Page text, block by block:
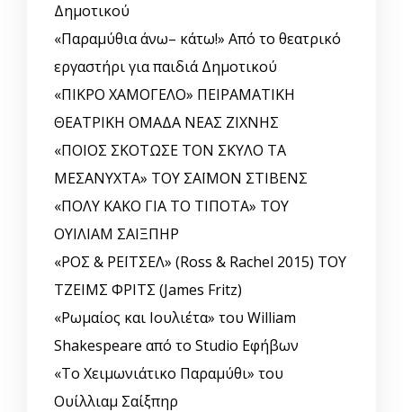
Δημοτικού
«Παραμύθια άνω– κάτω!» Από το θεατρικό
εργαστήρι για παιδιά Δημοτικού
«ΠΙΚΡΟ ΧΑΜΟΓΕΛΟ» ΠΕΙΡΑΜΑΤΙΚΗ
ΘΕΑΤΡΙΚΗ ΟΜΑΔΑ ΝΕΑΣ ΖΙΧΝΗΣ
«ΠΟΙΟΣ ΣΚΟΤΩΣΕ ΤΟΝ ΣΚΥΛΟ ΤΑ
ΜΕΣΑΝΥΧΤΑ» ΤΟΥ ΣΑΪΜΟΝ ΣΤΙΒΕΝΣ
«ΠΟΛΥ ΚΑΚΟ ΓΙΑ ΤΟ ΤΙΠΟΤΑ» ΤΟΥ
ΟΥΙΛΙΑΜ ΣΑΙΞΠΗΡ
«ΡΟΣ & ΡΕΪΤΣΕΛ» (Ross & Rachel 2015) ΤΟΥ
ΤΖΕΙΜΣ ΦΡΙΤΣ (James Fritz)
«Ρωμαίος και Ιουλιέτα» του William
Shakespeare από το Studio Εφήβων
«Το Χειμωνιάτικο Παραμύθι» του
Ουίλλιαμ Σαίξπηρ